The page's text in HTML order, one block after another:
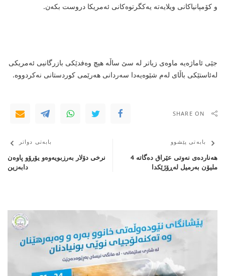
و كۆمپانیاكانی ویلایەتە یەكگرتوەكانی ئەمریكا دروست بكەن.
جێی ئاماژەیە ماوەی زیاتر لە سێ ساڵە هیچ وەفدێكی بازرگانیی ئەمریكی
لەئاستێكی باڵای لەم شێوەیەدا سەردانی هەرێمی كوردستانی نەكردووە.
SHARE ON
بابەتی پێشوو
هەناردەی نەوتی عێراق دەگاتە 4
ملیۆن بەرمیل لەڕۆژێكدا
بابەتی دواتر
نرخی دۆلار بەرزبویەوەو یۆرۆو پاوەن
دابەزین